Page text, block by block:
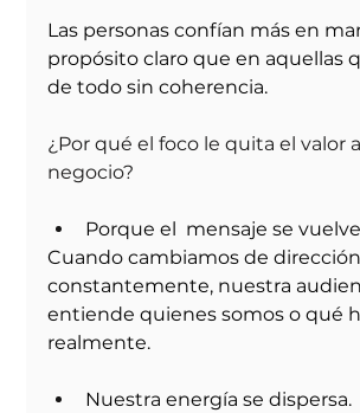
Las personas confían más en
propósito claro que en aquellas
de todo sin coherencia.
¿Por qué el foco le quita el valor
negocio?
Porque el  mensaje se
Cuando cambiamos de dirección
constantemente, nuestra
entiende quienes somos o qué
realmente.
Nuestra energía se dispersa.